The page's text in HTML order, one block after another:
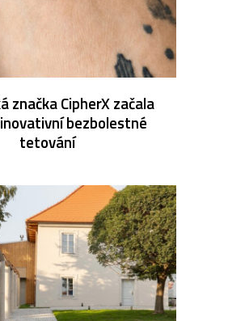
značka CipherX začala
bezbolestné
tetování